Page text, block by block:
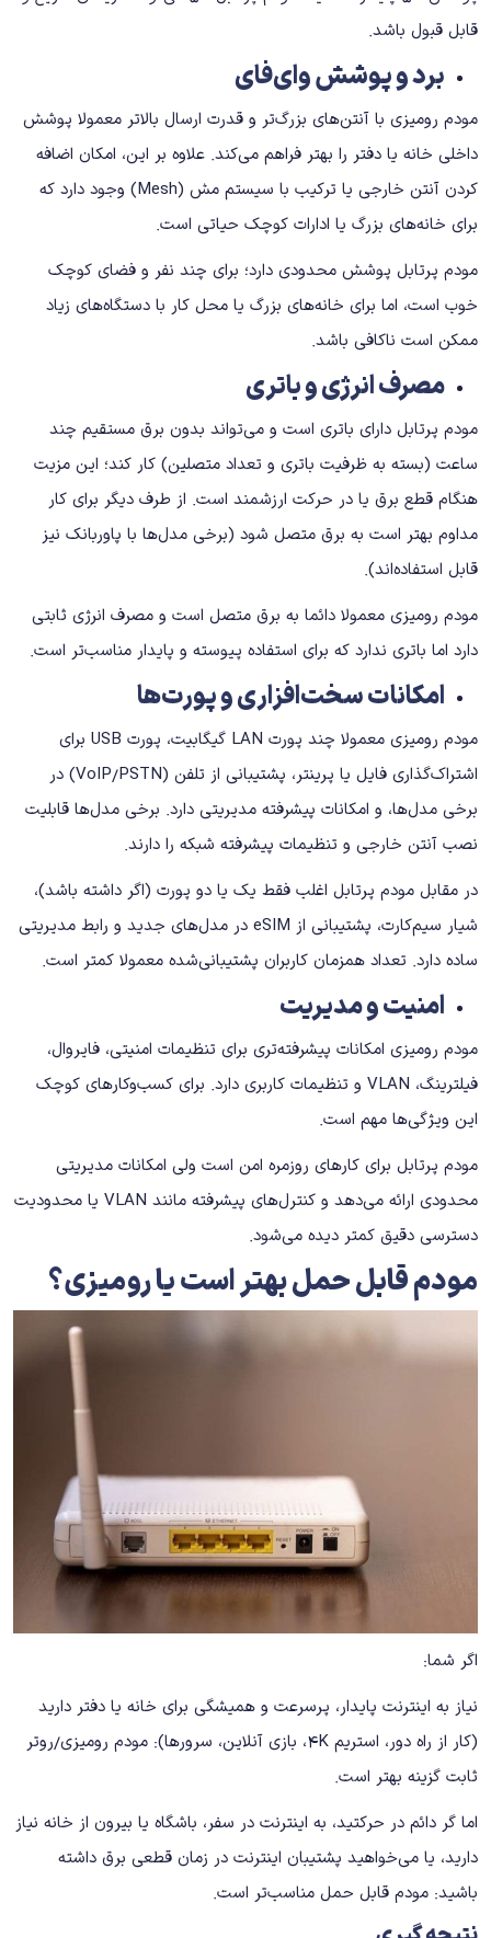
قابل قبول باشد.
برد و پوشش وای‌فای
مودم رومیزی با آنتن‌های بزرگ‌تر و قدرت ارسال بالاتر معمولا پوشش
داخلی خانه یا دفتر را بهتر فراهم می‌کند. علاوه بر این، امکان اضافه
کردن آنتن خارجی یا ترکیب با سیستم مش (Mesh) وجود دارد که
برای خانه‌های بزرگ یا ادارات کوچک حیاتی است.
مودم پرتابل پوشش محدودی دارد؛ برای چند نفر و فضای کوچک
خوب است، اما برای خانه‌های بزرگ یا محل کار با دستگاه‌های زیاد
ممکن است ناکافی باشد.
مصرف انرژی و باتری
مودم پرتابل دارای باتری است و می‌تواند بدون برق مستقیم چند
ساعت (بسته به ظرفیت باتری و تعداد متصلین) کار کند؛ این مزیت
هنگام قطع برق یا در حرکت ارزشمند است. از طرف دیگر برای کار
مداوم بهتر است به برق متصل شود (برخی مدل‌ها با پاوربانک نیز
قابل استفاده‌اند).
مودم رومیزی معمولا دائما به برق متصل است و مصرف انرژی ثابتی
دارد اما باتری ندارد که برای استفاده پیوسته و پایدار مناسب‌تر است.
امکانات سخت‌افزاری و پورت‌ها
مودم رومیزی معمولا چند پورت LAN گیگابیت، پورت USB برای
اشتراک‌گذاری فایل یا پرینتر، پشتیبانی از تلفن (VoIP/PSTN) در
برخی مدل‌ها، و امکانات پیشرفته مدیریتی دارد. برخی مدل‌ها قابلیت
نصب آنتن خارجی و تنظیمات پیشرفته شبکه را دارند.
در مقابل مودم پرتابل اغلب فقط یک یا دو پورت (اگر داشته باشد)،
شیار سیم‌کارت، پشتیبانی از eSIM در مدل‌های جدید و رابط مدیریتی
ساده دارد. تعداد همزمان کاربران پشتیبانی‌شده معمولا کمتر است.
امنیت و مدیریت
مودم رومیزی امکانات پیشرفته‌تری برای تنظیمات امنیتی، فایروال،
فیلترینگ، VLAN و تنظیمات کاربری دارد. برای کسب‌وکارهای کوچک
این ویژگی‌ها مهم است.
مودم پرتابل برای کارهای روزمره امن است ولی امکانات مدیریتی
محدودی ارائه می‌دهد و کنترل‌های پیشرفته مانند VLAN یا محدودیت
دسترسی دقیق کمتر دیده می‌شود.
مودم قابل حمل بهتر است یا رومیزی؟
اگر شما:
نیاز به اینترنت پایدار، پرسرعت و همیشگی برای خانه یا دفتر دارید
(کار از راه دور، استریم 4K، بازی آنلاین، سرورها): مودم رومیزی/روتر
ثابت گزینه بهتر است.
اما گر دائم در حرکتید، به اینترنت در سفر، باشگاه یا بیرون از خانه نیاز
دارید، یا می‌خواهید پشتیبان اینترنت در زمان قطعی برق داشته
باشید: مودم قابل حمل مناسب‌تر است.